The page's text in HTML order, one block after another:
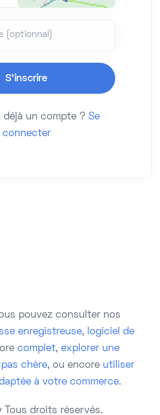
(optionnal)
déjà un compte ? Se
connecter
pouvez consulter nos
enregistreuse, logiciel de
complet, explorer une
chère, ou encore utiliser
à votre commerce.
Tous droits réservés.